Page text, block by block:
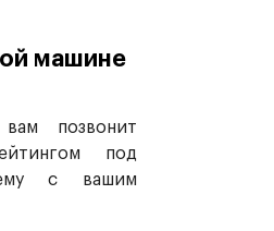
машине
позвонит
под
с вашим